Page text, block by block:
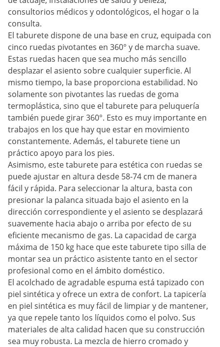
consultorios médicos y odontológicos, el hogar o la
consulta.
El taburete dispone de una base en cruz, equipada con
cinco ruedas pivotantes en 360° y de marcha suave.
Estas ruedas hacen que sea mucho más sencillo
desplazar el asiento sobre cualquier superficie. Al
mismo tiempo, la base proporciona estabilidad. No
solamente son pivotantes las ruedas de goma
termoplástica, sino que el taburete para peluquería
también puede girar 360°. Esto es muy importante en
trabajos en los que hay que estar en movimiento
constantemente. Además, el taburete tiene un
práctico apoyo para los pies.
Asimismo, este taburete para estética con ruedas se
puede ajustar en altura desde 58-74 cm de manera
fácil y rápida. Para seleccionar la altura, basta con
presionar la palanca situada bajo el asiento en la
dirección correspondiente y el asiento se desplazará
suavemente hacia abajo o arriba por efecto de su
eficiente mecanismo de gas. La capacidad de carga
máxima de 150 kg hace que este taburete tipo silla de
montar sea un práctico asistente tanto en el sector
profesional como en el ámbito doméstico.
El acolchado de agradable espuma está tapizado con
piel sintética y ofrece un extra de confort. La tapicería
en piel sintética es muy fácil de limpiar y de mantener,
ya que repele tanto los líquidos como el polvo. Sus
materiales de alta calidad hacen que su construcción
sea muy robusta. La mezcla de hierro cromado y